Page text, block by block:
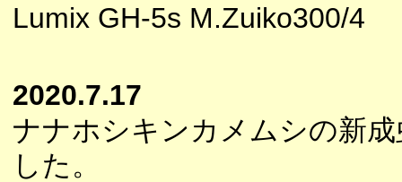
Lumix GH-5s M.Zuiko300/4
2020.7.17
ナナホシキンカメムシの新
した。